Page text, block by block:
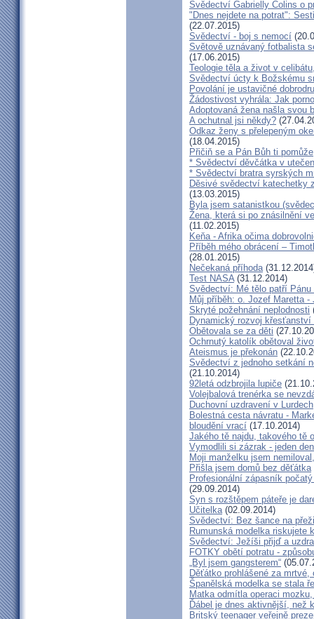
Svědectví Gabrielly Colins o
"Dnes nejdete na potrat":
(22.07.2015)
Svědectví - boj s nemocí
Světově uznávaný fotbalista
(17.06.2015)
Teologie těla a život v
Svědectví úcty k Božskému
Povolání je ustavičné
Žádostivost vyhrála: Jak
Adoptovaná žena našla svou
A ochutnal jsi někdy?
Odkaz ženy s přelepeným
(18.04.2015)
Přičiň se a Pán Bůh ti pomůže
* Svědectví děvčátka v
* Svědectví bratra syrských
Děsivé svědectví katechetky
(13.03.2015)
Byla jsem satanistkou
Žena, která si po znásilnění
(11.02.2015)
Keňa - Afrika očima
Příběh mého obrácení –
(28.01.2015)
Nečekaná příhoda
Test NASA(31.12.2014)
Svědectví: Mé tělo patří
Můj příběh: o. Jozef Maretta
Skryté požehnání neplodnosti
Dynamický rozvoj křesťanství
Obětovala se za děti
Ochrnutý katolík obětoval
Ateismus je překonán
Svědectví z jednoho setkání
(21.10.2014)
92letá odzbrojila lupiče
Volejbalová trenérka se
Duchovní uzdravení v Lurdech
Bolestná cesta návratu -
bloudění vrací (17.10.2014)
Jakého tě najdu, takového tě
Vymodlili si zázrak - jeden
Moji manželku jsem
Přišla jsem domů bez děťátka
Profesionální zápasník
(29.09.2014)
Syn s rozštěpem páteře je
Učitelka(02.09.2014)
Svědectví: Bez šance na
Rumunská modelka riskujete
Svědectví: Ježíši přijď a
FOTKY obětí potratu -
„Byl jsem gangsterem“
Děťátko prohlášené za
Španělská modelka se stala
Matka odmítla operaci
Ďábel je dnes aktivnější, než
Britský teenager veřejně